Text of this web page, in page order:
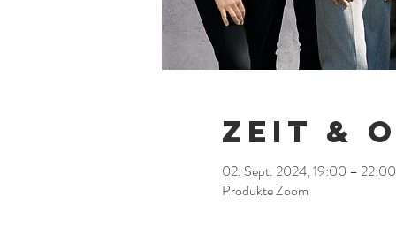
Zeit &
02. Sept. 2024, 19:00 – 22:00
Produkte Zoom